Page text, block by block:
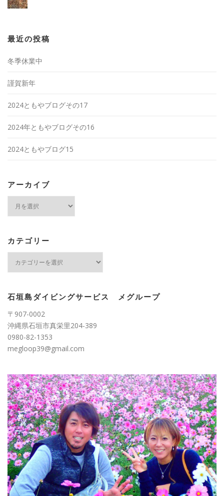
最近の投稿
冬季休業中
謹賀新年
2024ともやブログその17
2024年ともやブログその16
2024ともやブログ15
アーカイブ
ブ
カテゴリー
ー
石垣島ダイビングサービス メグループ
〒907-0002
沖縄県石垣市真栄里204-389
0980-82-1353
megloop39@gmail.com